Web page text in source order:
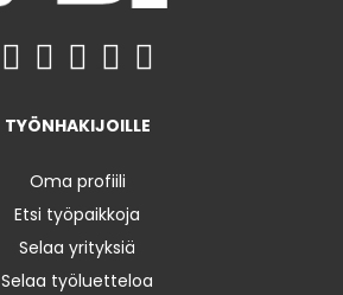
TYÖNHAKIJOILLE
Oma profiili
Etsi työpaikkoja
Selaa yrityksiä
Selaa työluetteloa